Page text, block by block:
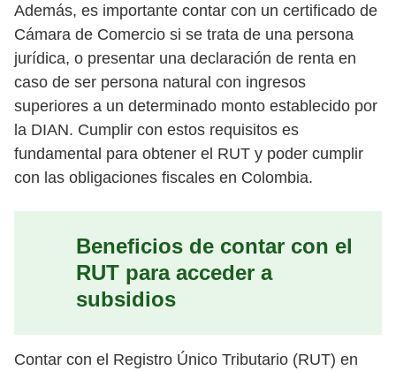
Además, es importante contar con un certificado de
Cámara de Comercio si se trata de una persona
jurídica, o presentar una declaración de renta en
caso de ser persona natural con ingresos
superiores a un determinado monto establecido por
la DIAN. Cumplir con estos requisitos es
fundamental para obtener el RUT y poder cumplir
con las obligaciones fiscales en Colombia.
Beneficios de contar con el
RUT para acceder a
subsidios
Contar con el Registro Único Tributario (RUT) en